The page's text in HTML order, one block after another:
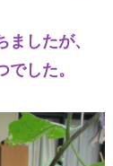
したが、
した。